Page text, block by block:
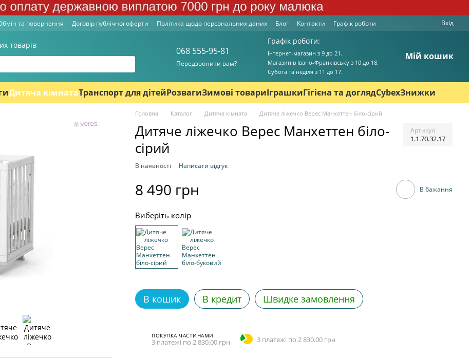
та повернення Договір публічної оферти Політика щодо персональних даних Блог Контакти Графік роботи Вхід
товарів
068 555-95-81
Передзвонити вам?
Графік роботи:
Інтернет-магазин з 9 до 21.
Магазин в Івано-Франківську з 10 до 18.
Cубота та неділя з 11 до 17.
Мій кошик
Дитяча кімнатаТранспорт для дітейРозвагиЗимові товариІграшкиГігієна та доглядCybexЗнижки
Головна Каталог Дитяча кімната Дитяче ліжечко Верес Манхеттен біло-сірий
Дитяче ліжечко Верес Манхеттен біло-
сірий
Артикул
1.1.70.32.17
В наявності Написати відгук
8 490 грн В бажання
Виберіть колір
В кошик В кредит Швидке замовлення
ПОКУПКА ЧАСТИНАМИ
3 платежі по 2 830.00 грн 3 платежі по 2 830.00 грн